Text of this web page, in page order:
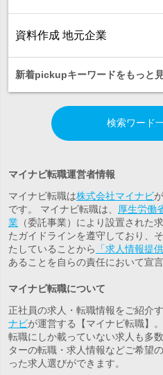
資料作成 地元企業
新着pickupキーワードをもっと
検索ワード
マイナビ転職運営者情報
マイナビ転職は株式会社マイナビ
です。 マイナビ転職は、
厚生労働
業 （委託事業）により設置された
たガイドラインを遵守しており、
たしていることから
「求人情報提
あることを自らの責任において宣言
マイナビ転職について
正社員の求人・転職情報をご紹介
ナビが運営する【マイナビ転職】
転職にしか載っていない求人も多
ターの転職・求人情報などご希望
った求人選びができます。